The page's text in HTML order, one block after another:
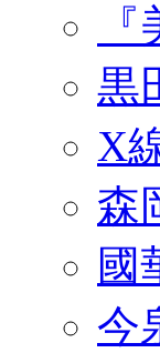
黒
X
森
國
今